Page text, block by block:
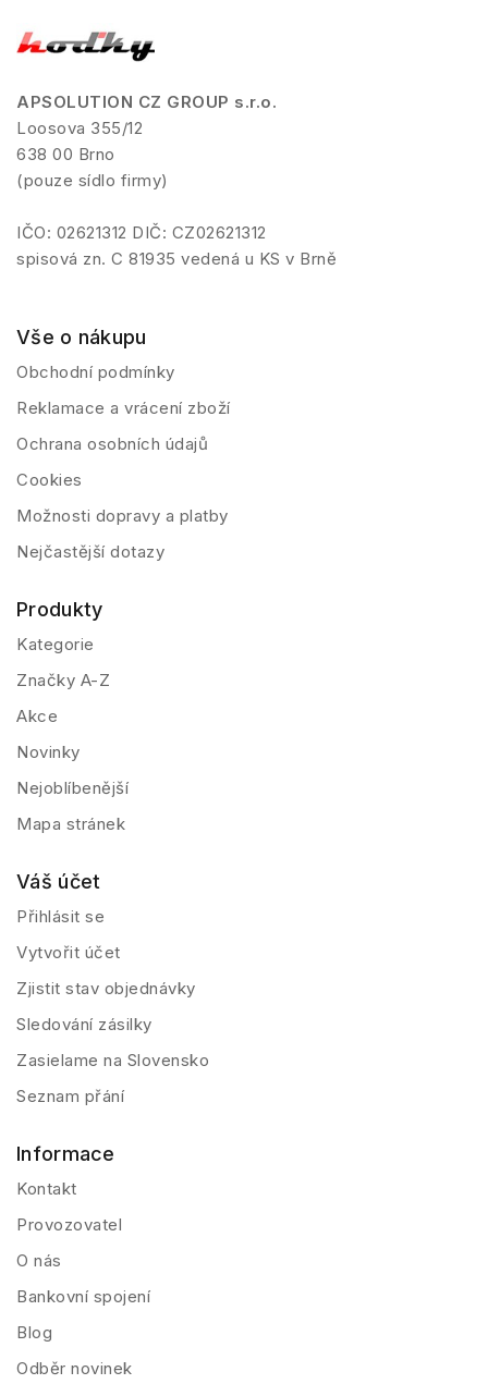
APSOLUTION CZ GROUP s.r.o.
Loosova 355/12
638 00 Brno
(pouze sídlo firmy)
IČO: 02621312 DIČ: CZ02621312
spisová zn. C 81935 vedená u KS v Brně
Vše o nákupu
Obchodní podmínky
Reklamace a vrácení zboží
Ochrana osobních údajů
Cookies
Možnosti dopravy a platby
Nejčastější dotazy
Produkty
Kategorie
Značky A-Z
Akce
Novinky
Nejoblíbenější
Mapa stránek
Váš účet
Přihlásit se
Vytvořit účet
Zjistit stav objednávky
Sledování zásilky
Zasielame na Slovensko
Seznam přání
Informace
Kontakt
Provozovatel
O nás
Bankovní spojení
Blog
Odběr novinek